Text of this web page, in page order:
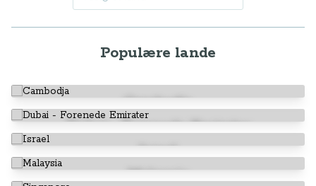
Populære lande
Cambodja
Dubai - Forenede Emirater
Israel
Malaysia